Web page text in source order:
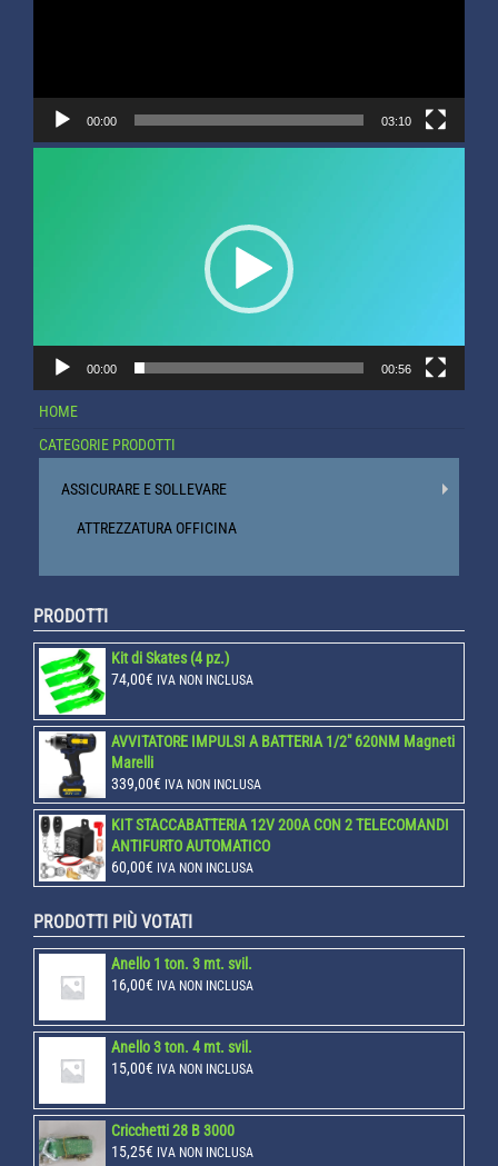
00:00 03:10
00:00 00:56
HOME
CATEGORIE PRODOTTI
ASSICURARE E SOLLEVARE
ATTREZZATURA OFFICINA
PRODOTTI
Kit di Skates (4 pz.)
74,00€ IVA NON INCLUSA
AVVITATORE IMPULSI A BATTERIA 1/2" 620NM Magneti
Marelli
339,00€ IVA NON INCLUSA
KIT STACCABATTERIA 12V 200A CON 2 TELECOMANDI
ANTIFURTO AUTOMATICO
60,00€ IVA NON INCLUSA
PRODOTTI PIÙ VOTATI
Anello 1 ton. 3 mt. svil.
16,00€ IVA NON INCLUSA
Anello 3 ton. 4 mt. svil.
15,00€ IVA NON INCLUSA
Cricchetti 28 B 3000
15,25€ IVA NON INCLUSA